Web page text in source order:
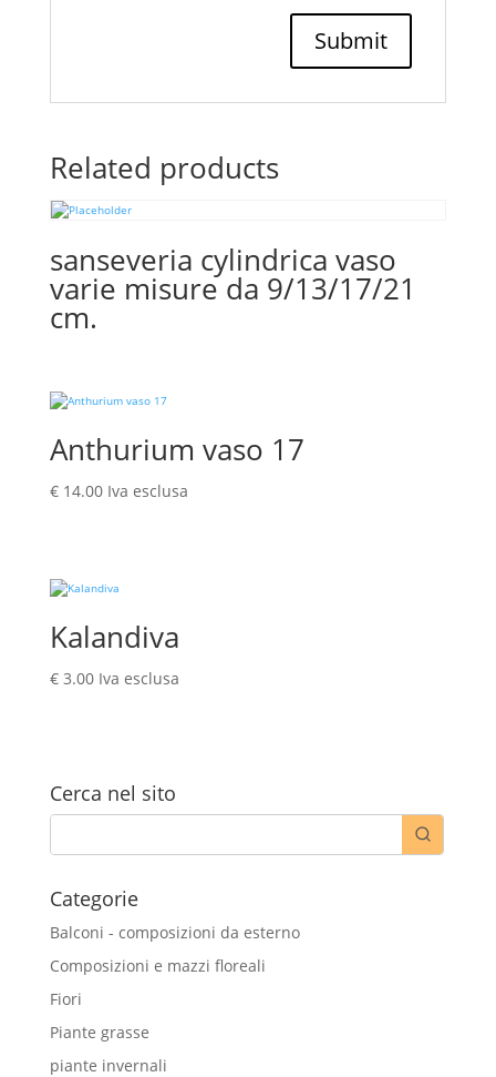
Related products
sanseveria cylindrica vaso
varie misure da 9/13/17/21
cm.
Anthurium vaso 17
€14.00 Iva esclusa
Kalandiva
€3.00 Iva esclusa
Cerca nel sito
Categorie
Balconi - composizioni da esterno
Composizioni e mazzi floreali
Fiori
Piante grasse
piante invernali